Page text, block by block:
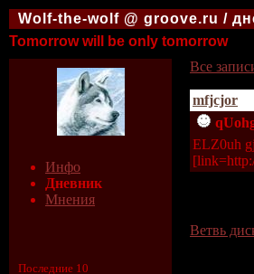
Wolf-the-wolf @ groove.ru /
Tomorrow will be only tomorrow
Инфо
Дневник
Мнения
Последние 10
Все
mfjcjor
ELZ0uh
Ветвь